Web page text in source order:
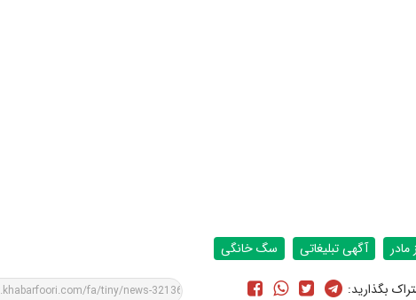
مادر آگهی تبلیغاتی سگ خانگی
بگذارید: